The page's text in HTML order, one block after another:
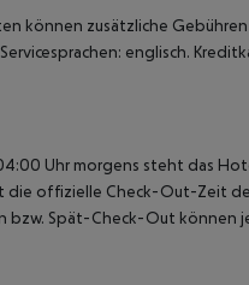
können zusätzliche
englisch.
Uhr morgens steht das
offizielle Check-Out-Zeit
bzw. Spät-Check-Out können